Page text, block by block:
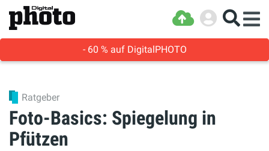
- 60 % auf DigitalPHOTO
Ratgeber
Foto-Basics: Spiegelung in
Pfützen